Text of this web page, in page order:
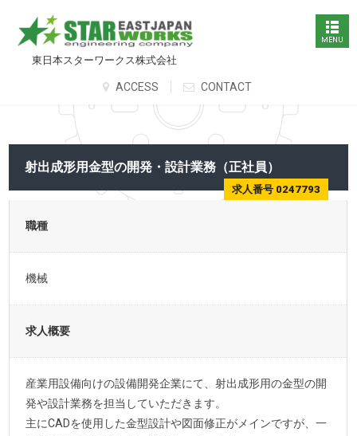
東日本スターワークス株式会社
ACCESS CONTACT
射出成形用金型の開発・設計業務（正社員）
求人番号 0247793
職種
機械
求人概要
産業用設備向けの設備開発企業にて、射出成形用の金型の開
発や設計業務を担当していただきます。
主にCADを使用した金型設計や図面修正がメインですが、一